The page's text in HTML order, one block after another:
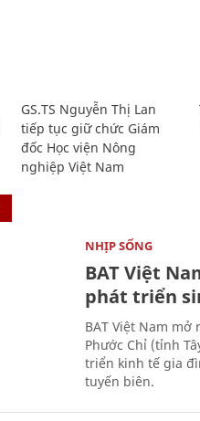
GS.TS Nguyễn Thị Lan
tiếp tục giữ chức Giám
đốc Học viện Nông
nghiệp Việt Nam
NHỊP SỐNG
BAT Việt
phát triển
BAT Việt Nam
Phước Chỉ (tỉnh
triển kinh tế gia
tuyến biên.